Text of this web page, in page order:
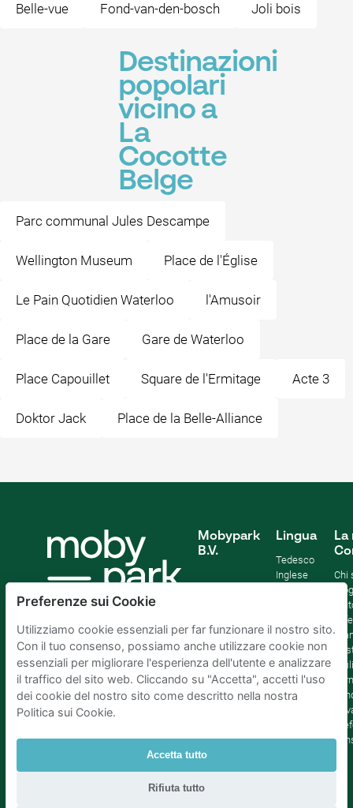
Belle-vue Fond-van-den-bosch Joli bois
Destinazioni
popolari
vicino a
La
Cocotte
Belge
Parc communal Jules Descampe
Wellington Museum Place de l'Église
Le Pain Quotidien Waterloo l'Amusoir
Place de la Gare Gare de Waterloo
Place Capouillet Square de l'Ermitage Acte 3
Doktor Jack Place de la Belle-Alliance
Mobypark
B.V.
Lingua
Tedesco
Inglese
Olandese
La
Chi
Blog
Parcheggio Amsterdam|Parcheggio Rotterdam
Preferenze sui Cookie
Utilizziamo cookie essenziali per far funzionare il nostro sito.
Con il tuo consenso, possiamo anche utilizzare cookie non
essenziali per migliorare l'esperienza dell'utente e analizzare
il traffico del sito web. Cliccando su "Accetta", accetti l'uso
dei cookie del nostro sito come descritto nella nostra
Politica sui Cookie.
Accetta tutto
Rifiuta tutto